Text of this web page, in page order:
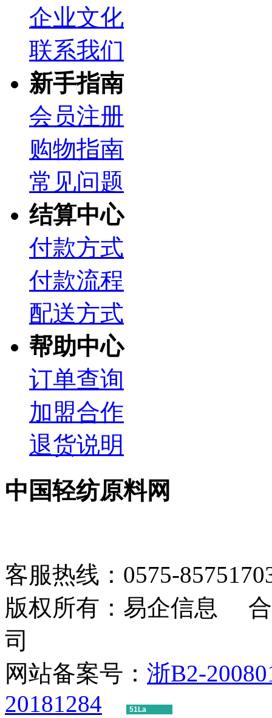
企业文化
联系我们
新手指南
会员注册
购物指南
常见问题
结算中心
付款方式
付款流程
配送方式
帮助中心
订单查询
加盟合作
退货说明
中国轻纺原料网
客服热线：0575-
版权所有：易企信息 合
司
网站备案号： 浙B2-
20181284
51La